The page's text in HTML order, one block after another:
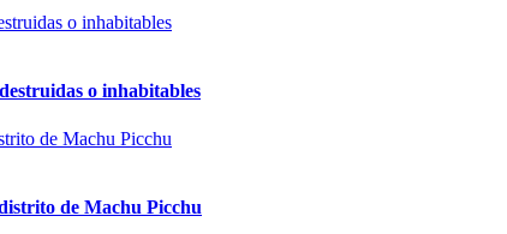
o inhabitables
de Machu Picchu